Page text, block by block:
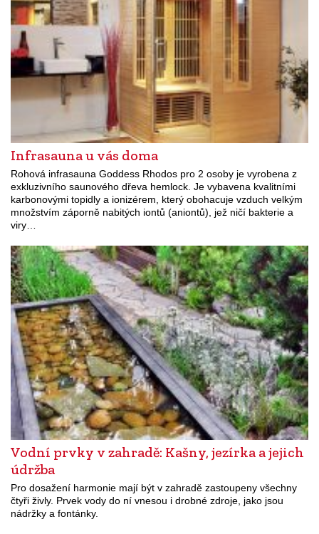
Infrasauna u vás doma
Rohová infrasauna Goddess Rhodos pro 2 osoby je vyrobena z
exkluzivního saunového dřeva hemlock. Je vybavena kvalitními
karbonovými topidly a ionizérem, který obohacuje vzduch velkým
množstvím záporně nabitých iontů (aniontů), jež ničí bakterie a
viry…
Vodní prvky v zahradě: Kašny, jezírka a jejich
údržba
Pro dosažení harmonie mají být v zahradě zastoupeny všechny
čtyři živly. Prvek vody do ní vnesou i drobné zdroje, jako jsou
nádržky a fontánky.